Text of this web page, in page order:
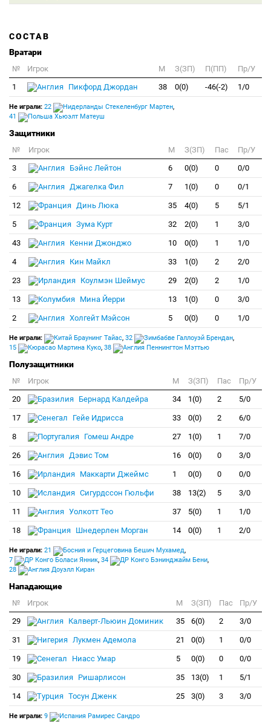
СОСТАВ
Вратари
№ Игрок M З(ЗП) П(ПП)
Пр/У
1
Пикфорд Джордан 38 0(0) -46(-2) 1/0
Не играли: 22 Стекеленбург Мартен,
41
Хьюэлт Матеуш
Защитники
№ Игрок M З(ЗП) Пас
Пр/У
3
Бэйнс Лейтон 6 0(0) 0 0/0
6 Джагелка Фил 7 1(0) 0 0/1
12 Динь Люка 35 4(0) 5 5/1
5 Зума Курт 32 2(0) 1 3/0
43 Кенни Джонджо 10 0(0) 1 1/0
4 Кин Майкл 33 1(0) 2 2/0
23 Коулмэн Шеймус 29 2(0) 2 1/0
13 Мина Йерри 13 1(0) 0 3/0
2 Холгейт Мэйсон 5 0(0) 0 1/0
Не играли: Браунинг Тайас, 32 Галлоуэй Брендан,
15
Мартина Куко, 38 Пеннингтон Мэттью
Полузащитники
№ Игрок M З(ЗП) Пас
Пр/У
20
Бернард Калдейра 34 1(0) 2 5/0
17 Гейе Идрисса 33 0(0) 2 6/0
8 Гомеш Андре 27 1(0) 1 7/0
26 Дэвис Том 16 0(0) 0 3/0
16 Маккарти Джеймс 1 0(0) 0 0/0
10 Сигурдссон Гюльфи 38 13(2) 5 3/0
11 Уолкотт Тео 37 5(0) 1 1/0
18 Шнедерлен Морган 14 0(0) 1 2/0
Не играли: 21 Бешич Мухамед,
7
Боласи Янник, 34 Бэнинджайм Бени,
28
Доуэлл Киран
Нападающие
№ Игрок M З(ЗП) Пас
Пр/У
29
Калверт-Льюин Доминик 35 6(0) 2 3/0
31 Лукмен Адемола 21 0(0) 1 0/0
19 Ниасс Умар 5 0(0) 0 0/0
30 Ришарлисон 35 13(0) 1 5/1
14 Тосун Дженк 25 3(0) 3 3/0
Не играли: 9 Рамирес Сандро